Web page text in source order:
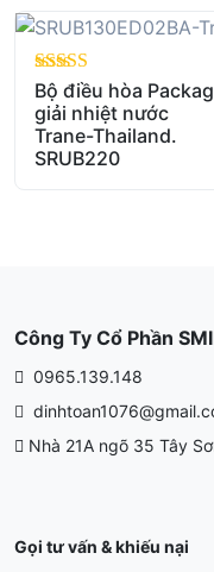
out of 5
Bộ điều hòa
giải nhiệt nước
Trane-Thailand.
SRUB220
Công Ty Cổ Phần
0965.139.148
Nhà 21A ngõ 35 Tây
Gọi tư vấn & khiếu nại